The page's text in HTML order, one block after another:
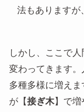
法もありますが
しかし、ここで
変わってきます
多種多様に増え
が【接ぎ木】で増